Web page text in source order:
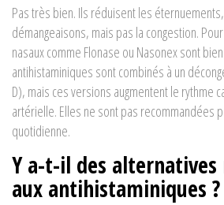
Pas très bien. Ils réduisent les
démangeaisons, mais pas la congestion.
nasaux comme Flonase ou Nasonex sont
antihistaminiques sont combinés à un
D), mais ces versions augmentent le rythme
artérielle. Elles ne sont pas recommandées
quotidienne.
Y a-t-il des
aux antihistaminiques ?